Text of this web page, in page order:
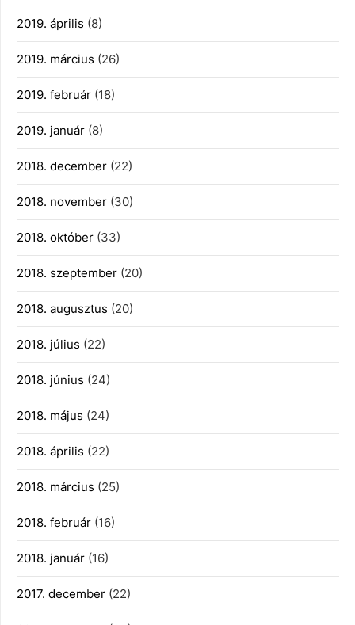
2019. április (8)
2019. március (26)
2019. február (18)
2019. január (8)
2018. december (22)
2018. november (30)
2018. október (33)
2018. szeptember (20)
2018. augusztus (20)
2018. július (22)
2018. június (24)
2018. május (24)
2018. április (22)
2018. március (25)
2018. február (16)
2018. január (16)
2017. december (22)